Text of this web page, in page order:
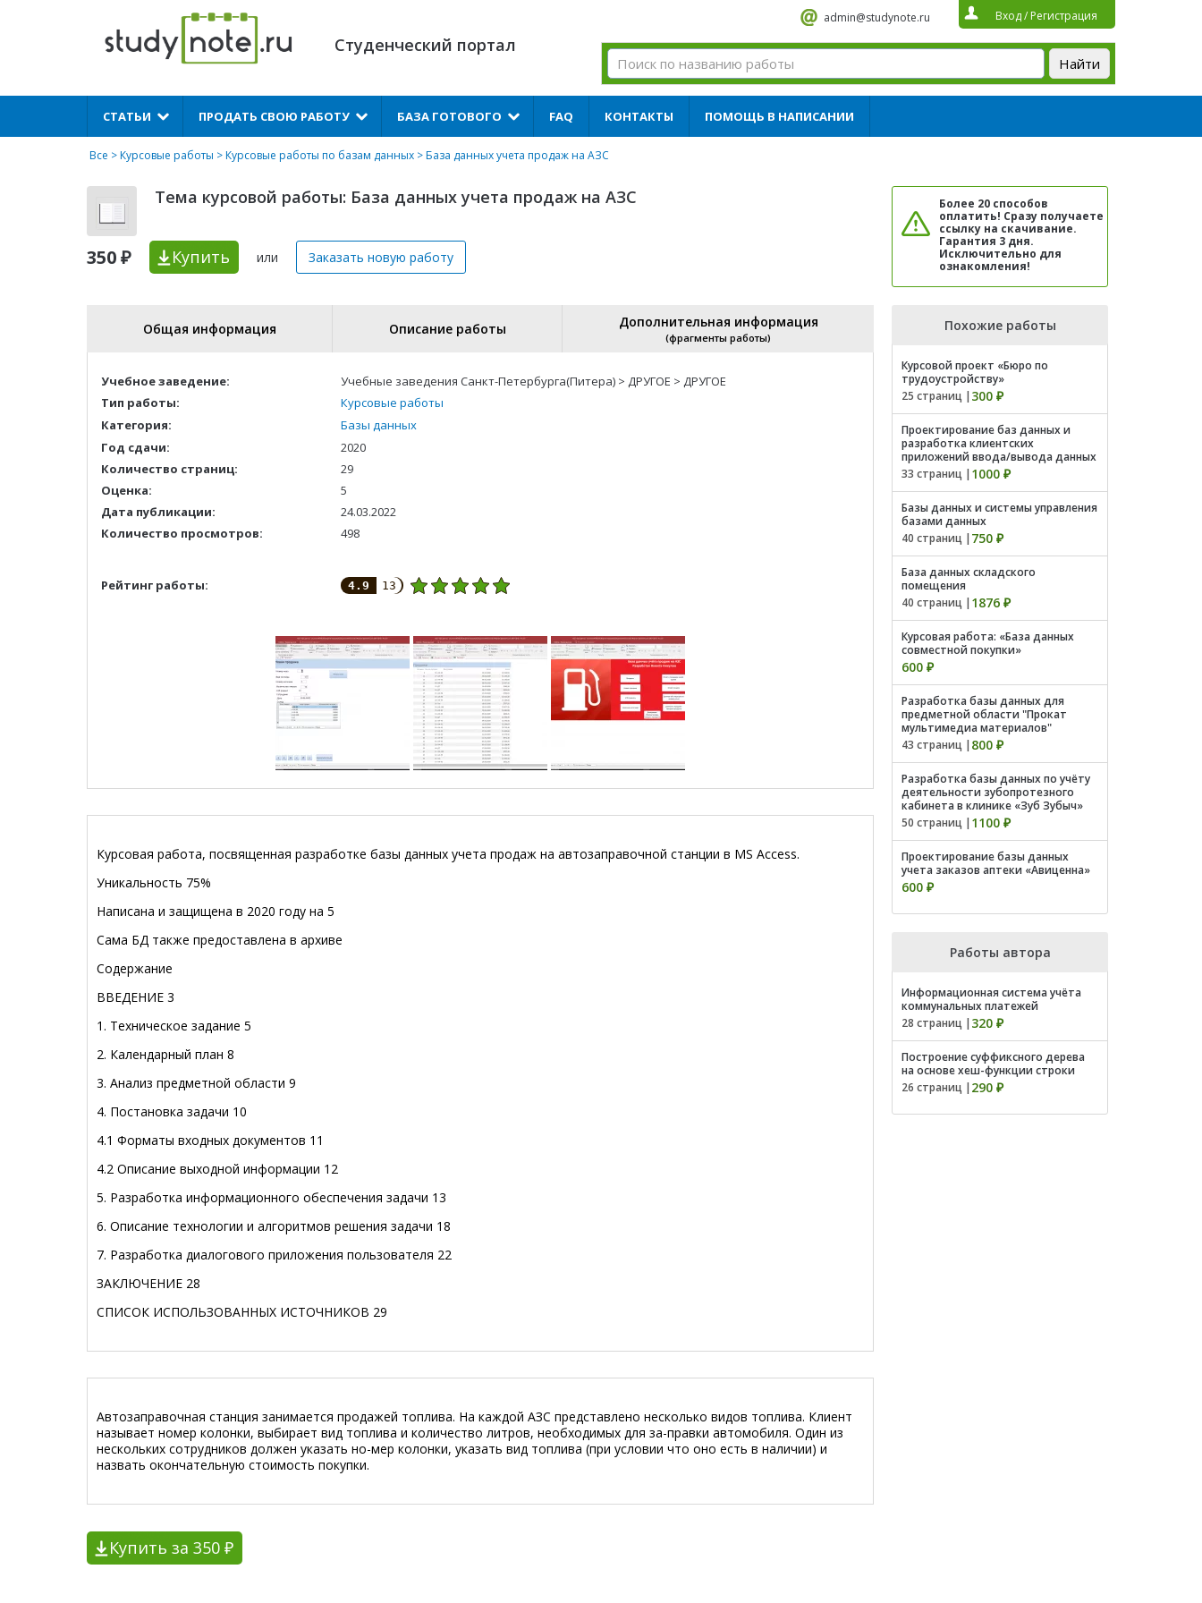
Студенческий портал
admin@studynote.ru Вход/ Регистрация
СТАТЬИ ПРОДАТЬ СВОЮ РАБОТУ БАЗА ГОТОВОГО FAQ КОНТАКТЫ ПОМОЩЬ В НАПИСАНИИ
Все >Курсовые работы >Курсовые работы по базам данных > База данных учета продаж на АЗС
Тема курсовой работы: База данных учета продаж на АЗС
350 ₽ Купить или Заказать новую работу
Более 20 способов
оплатить! Сразу получаете
ссылку на скачивание.
Гарантия 3 дня.
Исключительно для
ознакомления!
Общая информация Описание работы Дополнительная информация
(фрагменты работы)
Учебное заведение:
Учебные заведения Санкт-Петербурга(Питера) > ДРУГОЕ > ДРУГОЕ
Тип работы:
Курсовые работы
Категория:
Базы данных
Год сдачи:
2020
Количество страниц:
29
Оценка:
5
Дата публикации:
24.03.2022
Количество просмотров:
498
Рейтинг работы: 4.9 13
Курсовая работа, посвященная разработке базы данных учета продаж на автозаправочной станции в MS Access.
Уникальность 75%
Написана и защищена в 2020 году на 5
Сама БД также предоставлена в архиве
Содержание
ВВЕДЕНИЕ 3
1. Техническое задание 5
2. Календарный план 8
3. Анализ предметной области 9
4. Постановка задачи 10
4.1 Форматы входных документов 11
4.2 Описание выходной информации 12
5. Разработка информационного обеспечения задачи 13
6. Описание технологии и алгоритмов решения задачи 18
7. Разработка диалогового приложения пользователя 22
ЗАКЛЮЧЕНИЕ 28
СПИСОК ИСПОЛЬЗОВАННЫХ ИСТОЧНИКОВ 29
Автозаправочная станция занимается продажей топлива. На каждой АЗС представлено несколько видов топлива. Клиент
называет номер колонки, выбирает вид топлива и количество литров, необходимых для за-правки автомобиля. Один из
нескольких сотрудников должен указать но-мер колонки, указать вид топлива (при условии что оно есть в наличии) и
назвать окончательную стоимость покупки.
Купить за 350 ₽
Похожие работы
Курсовой проект «Бюро по
трудоустройству»
25 страниц | 300 ₽
Проектирование баз данных и
разработка клиентских
приложений ввода/вывода данных
33 страниц | 1000 ₽
Базы данных и системы управления
базами данных
40 страниц | 750 ₽
База данных складского
помещения
40 страниц | 1876 ₽
Курсовая работа: «База данных
совместной покупки»
600 ₽
Разработка базы данных для
предметной области "Прокат
мультимедиа материалов"
43 страниц | 800 ₽
Разработка базы данных по учёту
деятельности зубопротезного
кабинета в клинике «Зуб Зубыч»
50 страниц | 1100 ₽
Проектирование базы данных
учета заказов аптеки «Авиценна»
600 ₽
Работы автора
Информационная система учёта
коммунальных платежей
28 страниц | 320 ₽
Построение суффиксного дерева
на основе хеш-функции строки
26 страниц | 290 ₽